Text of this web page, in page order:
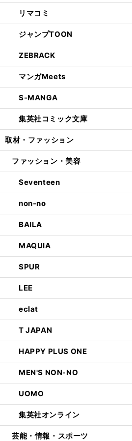
リマコミ
ジャンプTOON
ZEBRACK
マンガMeets
S-MANGA
集英社コミック文庫
取材・ファッション
ファッション・美容
Seventeen
non-no
BAILA
MAQUIA
SPUR
LEE
eclat
T JAPAN
HAPPY PLUS ONE
MEN'S NON-NO
UOMO
集英社オンライン
芸能・情報・スポーツ